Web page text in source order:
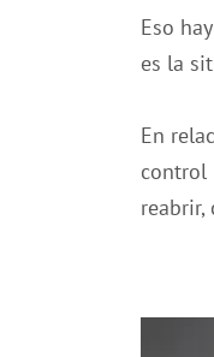
Eso
es la
En
control
reabrir,